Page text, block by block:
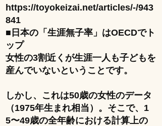
https://toyokeizai.net/articles/-/943
841
■日本の「生涯無子率」はOECDでト
ップ
女性の3割近くが生涯一人も子どもを
産んでいないということです。
しかし、これは50歳の女性のデータ
（1975年生まれ相当）。そこで、1
5〜49歳の全年齢における計算上の